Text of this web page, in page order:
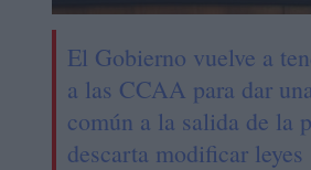
El Gobierno vuelve a
a las CCAA para dar
común a la salida de la
descarta modificar leyes